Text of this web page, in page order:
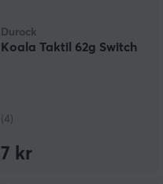
Durock
Koala Taktil 62g Switch
(4)
7 kr